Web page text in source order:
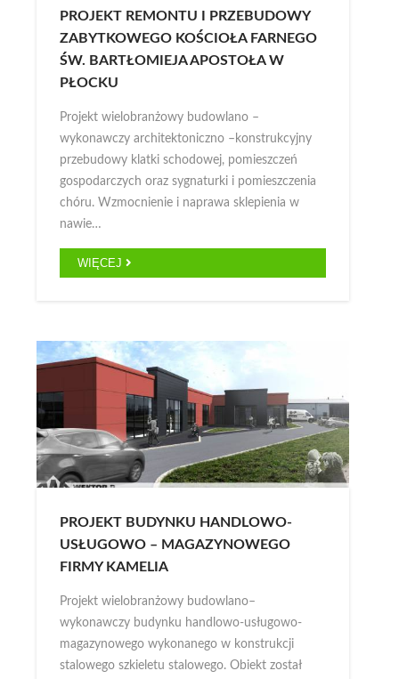
PROJEKT REMONTU I PRZEBUDOWY
ZABYTKOWEGO KOŚCIOŁA FARNEGO
ŚW. BARTŁOMIEJA APOSTOŁA W
PŁOCKU
Projekt wielobranżowy budowlano –
wykonawczy architektoniczno –konstrukcyjny
przebudowy klatki schodowej, pomieszczeń
gospodarczych oraz sygnaturki i pomieszczenia
chóru. Wzmocnienie i naprawa sklepienia w
nawie…
WIĘCEJ
PROJEKT BUDYNKU HANDLOWO-
USŁUGOWO – MAGAZYNOWEGO
FIRMY KAMELIA
Projekt wielobranżowy budowlano–
wykonawczy budynku handlowo-usługowo-
magazynowego wykonanego w konstrukcji
stalowego szkieletu stalowego. Obiekt został